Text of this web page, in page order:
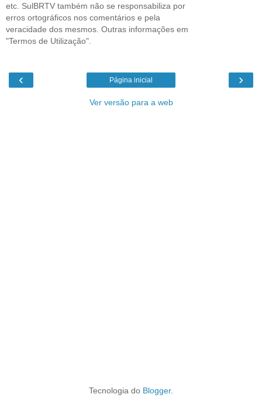
etc. SulBRTV também não se responsabiliza por
erros ortográficos nos comentários e pela
veracidade dos mesmos. Outras informações em
"Termos de Utilização".
‹ ›
Página inicial
Ver versão para a web
Tecnologia do Blogger.